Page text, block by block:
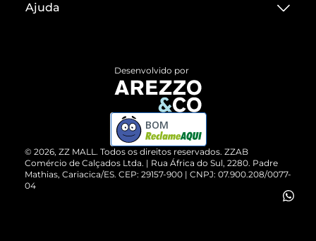
Termos de Uso
ZZ MALL é confiável
Cartão Presente
Vendas Corporativas
Ajuda
Devolução do Produto
Compre pelo WhatsApp
© 2026, ZZ MALL. Todos os direitos reservados. ZZAB
Comércio de Calçados Ltda. | Rua África do Sul, 2280. Padre
Mathias, Cariacica/ES. CEP: 29157-900 | CNPJ: 07.900.208/0077-
04
Desenvolvido por
BOM